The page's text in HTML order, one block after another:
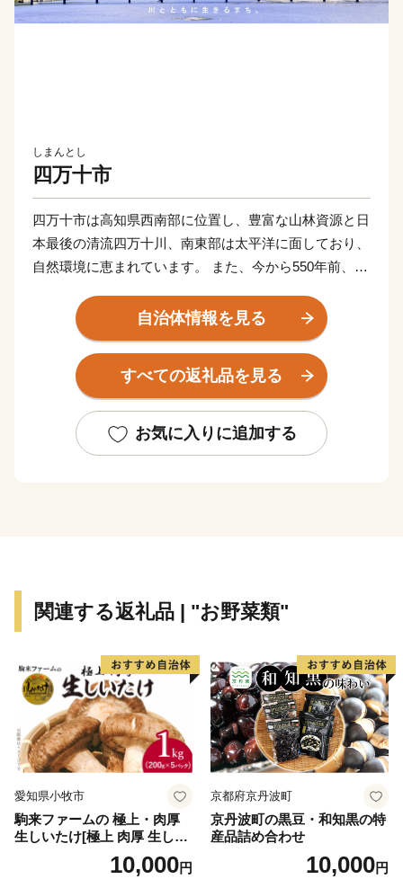
しまんとし
四万十市
四万十市は高知県西南部に位置し、豊富な山林資源と日
本最後の清流四万十川、南東部は太平洋に面しており、
自然環境に恵まれています。 また、今から550年前、前
都を模したまちづくりを始めたことから、「土佐の小京
都」と呼ばれています。
【お問い合わせはこちら】
・申込・書類・ご入金方法はこちら
株式会社 本気モード
電話：0875-24-8056
Email：shimanto@furusato-city.com
自治体情報を見る
すべての返礼品を見る
お気に入りに追加する
関連する返礼品 | "お野菜類"
愛知県小牧市
駒来ファームの 極上・肉厚
生しいたけ[極上 肉厚 生しい
たけ 生シイタケ 生椎茸 安心
安全 国産 採れたて 新鮮 きの
10,000円
京都府京丹波町
京丹波町の黒豆・和知黒の特
産品詰め合わせ
10,000円